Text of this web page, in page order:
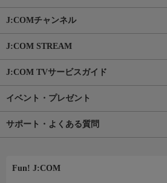
J:COMチャンネル
J:COM STREAM
J:COM TVサービスガイド
イベント・プレゼント
サポート・よくある質問
Fun! J:COM